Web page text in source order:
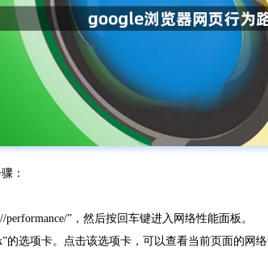
：
performance/”，然后按回车键进入网络性能面板。
选项卡。点击该选项卡，可以查看当前页面的网络